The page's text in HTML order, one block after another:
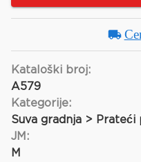
Kataloški broj:
A579
Kategorije:
Suva gradnja > Prateći
JM:
M